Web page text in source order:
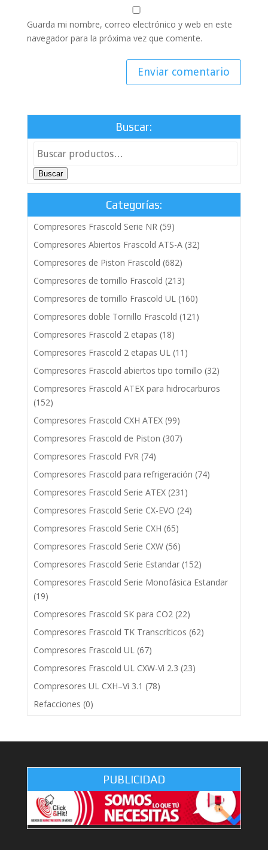
Guarda mi nombre, correo electrónico y web en este
navegador para la próxima vez que comente.
Buscar:
Buscar
Categorías:
Compresores Frascold Serie NR (59)
Compresores Abiertos Frascold ATS-A (32)
Compresores de Piston Frascold (682)
Compresores de tornillo Frascold (213)
Compresores de tornillo Frascold UL (160)
Compresores doble Tornillo Frascold (121)
Compresores Frascold 2 etapas (18)
Compresores Frascold 2 etapas UL (11)
Compresores Frascold abiertos tipo tornillo (32)
Compresores Frascold ATEX para hidrocarburos
(152)
Compresores Frascold CXH ATEX (99)
Compresores Frascold de Piston (307)
Compresores Frascold FVR (74)
Compresores Frascold para refrigeración (74)
Compresores Frascold Serie ATEX (231)
Compresores Frascold Serie CX-EVO (24)
Compresores Frascold Serie CXH (65)
Compresores Frascold Serie CXW (56)
Compresores Frascold Serie Estandar (152)
Compresores Frascold Serie Monofásica Estandar
(19)
Compresores Frascold SK para CO2 (22)
Compresores Frascold TK Transcríticos (62)
Compresores Frascold UL (67)
Compresores Frascold UL CXW-Vi 2.3 (23)
Compresores UL CXH–Vi 3.1 (78)
Refacciones (0)
PUBLICIDAD